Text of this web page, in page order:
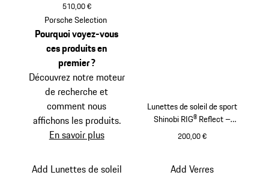
510,00 €
Palladium Métallisé
Porsche Selection
Pourquoi voyez-vous
ces produits en
premier ?
Découvrez notre moteur
de recherche et
comment nous
affichons les produits.
En savoir plus
Lunettes de soleil de sport
Shinobi RIG® Reflect –
Porsche x Sweet Protection
200,00 €
Add Lunettes de soleil
Add Verres